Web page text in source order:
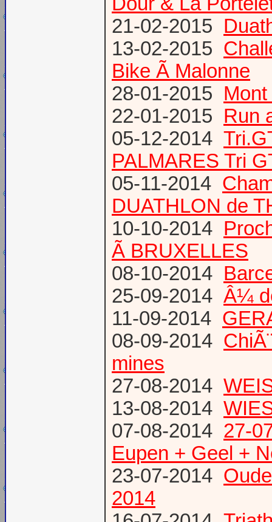
21-02-2015
13-02-2015
Bike Ã Malonne
28-01-2015
22-01-2015 Run
05-12-2014
PALMARES Tri
05-11-2014
DUATHLON de
10-10-2014
Ã BRUXELLES
08-10-2014
25-09-2014 Â¼
11-09-2014
08-09-2014
mines
27-08-2014
13-08-2014
07-08-2014 27-
Eupen + Geel +
23-07-2014
2014